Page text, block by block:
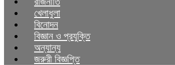
খেলাধুলা
বিনোদন
বিজ্ঞান ও প্রযুক্তি
অন্যান্য
জরুরী বিজ্ঞপ্তি